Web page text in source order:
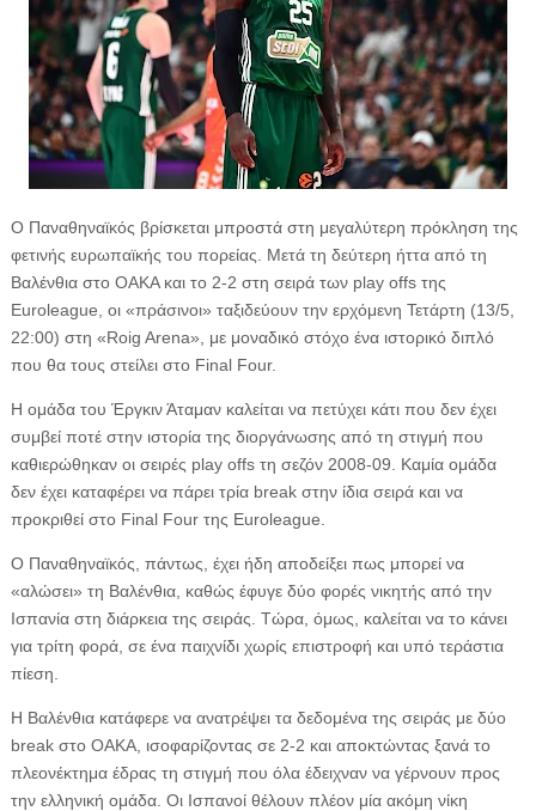
Ο Παναθηναϊκός βρίσκεται μπροστά στη μεγαλύτερη πρόκληση της
φετινής ευρωπαϊκής του πορείας. Μετά τη δεύτερη ήττα από τη
Βαλένθια στο ΟΑΚΑ και το 2-2 στη σειρά των play offs της
Euroleague, οι «πράσινοι» ταξιδεύουν την ερχόμενη Τετάρτη (13/5,
22:00) στη «Roig Arena», με μοναδικό στόχο ένα ιστορικό διπλό
που θα τους στείλει στο Final Four.
Η ομάδα του Έργκιν Άταμαν καλείται να πετύχει κάτι που δεν έχει
συμβεί ποτέ στην ιστορία της διοργάνωσης από τη στιγμή που
καθιερώθηκαν οι σειρές play offs τη σεζόν 2008-09. Καμία ομάδα
δεν έχει καταφέρει να πάρει τρία break στην ίδια σειρά και να
προκριθεί στο Final Four της Euroleague.
Ο Παναθηναϊκός, πάντως, έχει ήδη αποδείξει πως μπορεί να
«αλώσει» τη Βαλένθια, καθώς έφυγε δύο φορές νικητής από την
Ισπανία στη διάρκεια της σειράς. Τώρα, όμως, καλείται να το κάνει
για τρίτη φορά, σε ένα παιχνίδι χωρίς επιστροφή και υπό τεράστια
πίεση.
Η Βαλένθια κατάφερε να ανατρέψει τα δεδομένα της σειράς με δύο
break στο ΟΑΚΑ, ισοφαρίζοντας σε 2-2 και αποκτώντας ξανά το
πλεονέκτημα έδρας τη στιγμή που όλα έδειχναν να γέρνουν προς
την ελληνική ομάδα. Οι Ισπανοί θέλουν πλέον μία ακόμη νίκη